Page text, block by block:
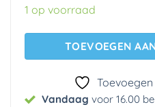
1 op voorraad
TOEVOEGEN
Vandaag voor 16.00